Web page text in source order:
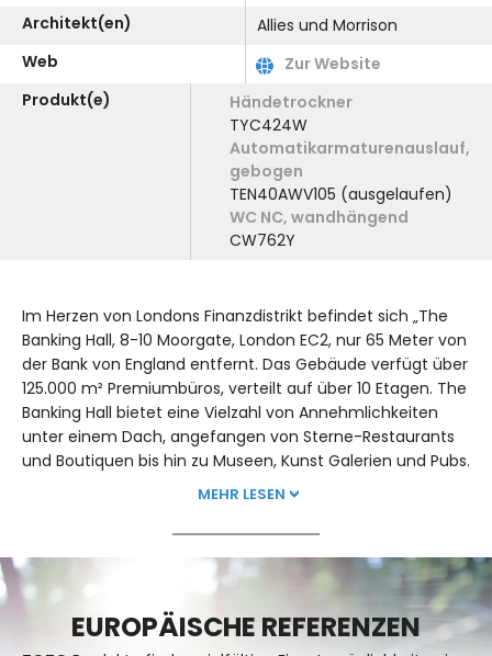
Architekt(en)
Allies und Morrison
Web
Zur Website
Produkt(e)
Händetrockner
TYC424W
Automatikarmaturenauslauf,
gebogen
TEN40AWV105 (ausgelaufen)
WC NC, wandhängend
CW762Y
Im Herzen von Londons Finanzdistrikt befindet sich „The
Banking Hall, 8-10 Moorgate, London EC2, nur 65 Meter von
der Bank von England entfernt. Das Gebäude verfügt über
125.000 m² Premiumbüros, verteilt auf über 10 Etagen. The
Banking Hall bietet eine Vielzahl von Annehmlichkeiten
unter einem Dach, angefangen von Sterne-Restaurants
und Boutiquen bis hin zu Museen, Kunst Galerien und Pubs.
MEHR LESEN
EUROPÄISCHE REFERENZEN